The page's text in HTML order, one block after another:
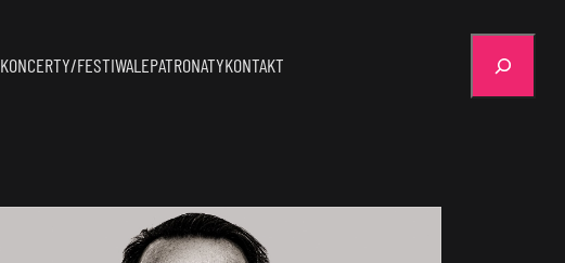
KONCERTY/FESTIWALEPATRONATYKONTAKT